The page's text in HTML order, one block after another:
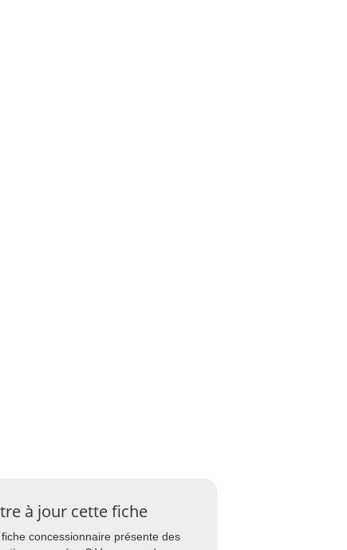
à jour cette fiche
concessionnaire présente des